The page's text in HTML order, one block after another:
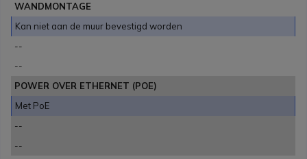
WANDMONTAGE
Kan niet aan de muur bevestigd worden
--
--
POWER OVER ETHERNET (POE)
Met PoE
--
--